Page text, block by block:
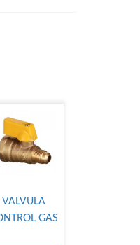
VALVULA
GAS